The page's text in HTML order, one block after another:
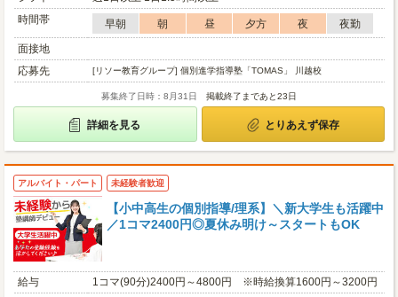
時間帯
早朝 朝 昼 夕方 夜
夜勤
面接地
応募先
[リソー教育グループ] 個別進学指導塾「TOMAS」 川越校
募集終了日時：8月31日 掲載終了まであと23日
詳細を見る とりあえず保存
アルバイト・パート 未経験者歓迎
【小中高生の個別指導/理系】＼新大学生も活躍中
／1コマ2400円◎夏休み明け～スタートもOK
給与
1コマ(90分)2400円～4800円 ※時給換算1600円～3200円